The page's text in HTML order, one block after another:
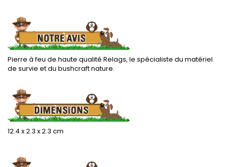
.
Pierre à feu de haute qualité Relags, le spécialiste du matériel
de survie et du bushcraft nature.
.
12.4 x 2.3 x 2.3 cm
.